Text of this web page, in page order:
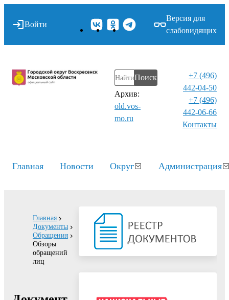
Войти
Версия для
слабовидящих
Поиск
Архив:
old.vos-
mo.ru
+7 (496)
442-04-50
+7 (496)
442-06-66
Контакты⁠
Главная Новости Округ Администрация
Главная
Документы
Обращения
Обзоры
обращений
лиц